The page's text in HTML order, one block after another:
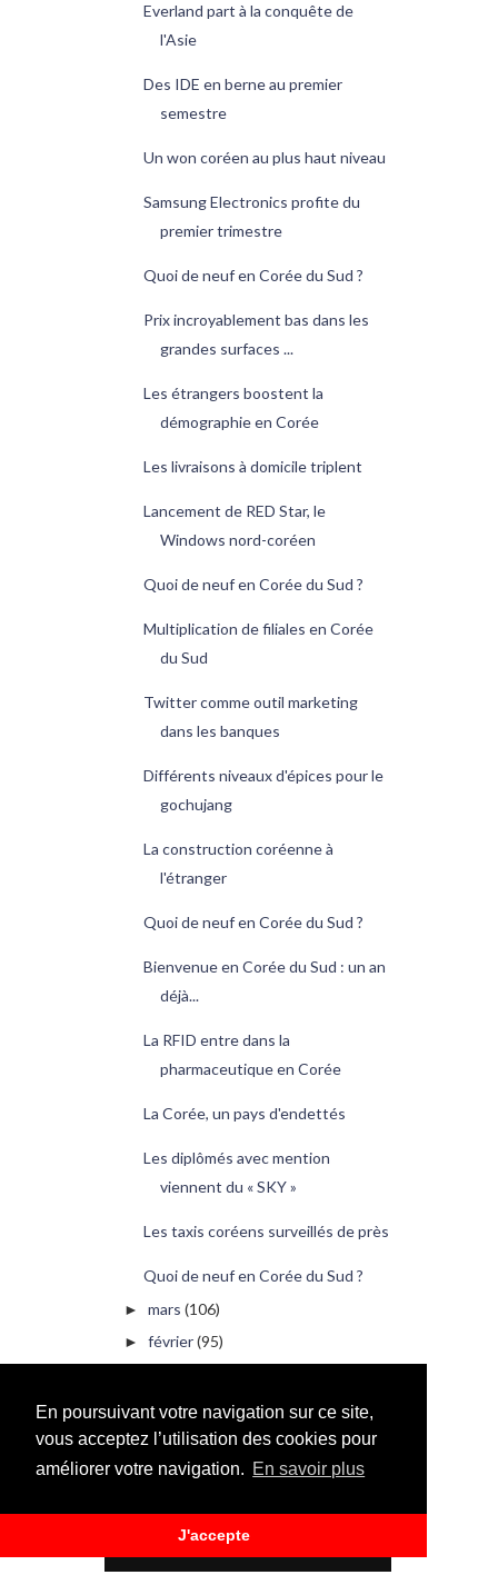
En poursuivant votre navigation sur ce site,
vous acceptez l’utilisation des cookies pour
améliorer votre navigation. En savoir plus
J'accepte
Everland part à la conquête de
l'Asie
Des IDE en berne au premier
semestre
Un won coréen au plus haut niveau
Samsung Electronics profite du
premier trimestre
Quoi de neuf en Corée du Sud ?
Prix incroyablement bas dans les
grandes surfaces ...
Les étrangers boostent la
démographie en Corée
Les livraisons à domicile triplent
Lancement de RED Star, le
Windows nord-coréen
Quoi de neuf en Corée du Sud ?
Multiplication de filiales en Corée
du Sud
Twitter comme outil marketing
dans les banques
Différents niveaux d'épices pour le
gochujang
La construction coréenne à
l'étranger
Quoi de neuf en Corée du Sud ?
Bienvenue en Corée du Sud : un an
déjà...
La RFID entre dans la
pharmaceutique en Corée
La Corée, un pays d'endettés
Les diplômés avec mention
viennent du « SKY »
Les taxis coréens surveillés de près
Quoi de neuf en Corée du Sud ?
► mars (106)
► février(95)
►2009 (228)
►2008(1)
►2000(6)